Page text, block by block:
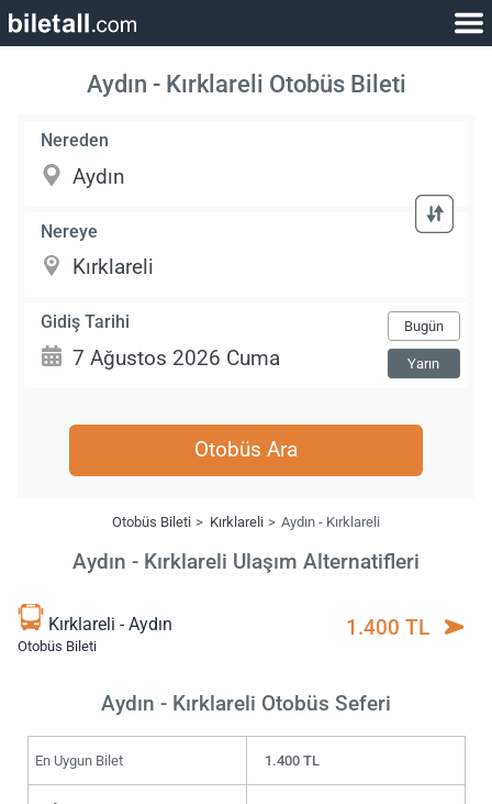
Aydın - Kırklareli Otobüs Bileti
Nereden
Nereye
Gidiş Tarihi Bugün
Yarın
Otobüs Ara
Otobüs Bileti Kırklareli Aydın - Kırklareli
Aydın - Kırklareli Ulaşım Alternatifleri
Kırklareli - Aydın
Otobüs Bileti
1.400 TL
Aydın - Kırklareli Otobüs Seferi
En Uygun Bilet 1.400 TL